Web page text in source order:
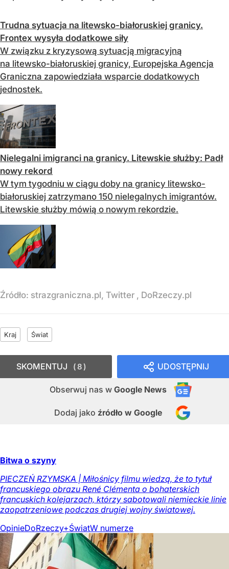
Trudna sytuacja na litewsko-białoruskiej granicy.
Frontex wysyła dodatkowe siły
W związku z kryzysową sytuacją migracyjną
na litewsko-białoruskiej granicy, Europejska Agencja
Graniczna zapowiedziała wsparcie dodatkowych
jednostek.
Nielegalni imigranci na granicy. Litewskie służby: Padł
nowy rekord
W tym tygodniu w ciągu doby na granicy litewsko-
białoruskiej zatrzymano 150 nielegalnych imigrantów.
Litewskie służby mówią o nowym rekordzie.
Źródło: strazgraniczna.pl, Twitter , DoRzeczy.pl
Kraj Świat
UDOSTĘPNIJ
Obserwuj nas w Google News
Dodaj jako źródło w Google
SKOMENTUJ 8
Bitwa o szyny
PIECZEŃ RZYMSKA | Miłośnicy filmu wiedzą, że to tytuł
francuskiego obrazu René Clémenta o bohaterskich
francuskich kolejarzach, którzy sabotowali niemieckie linie
zaopatrzeniowe podczas drugiej wojny światowej.
OpinieDoRzeczy+ŚwiatW numerze